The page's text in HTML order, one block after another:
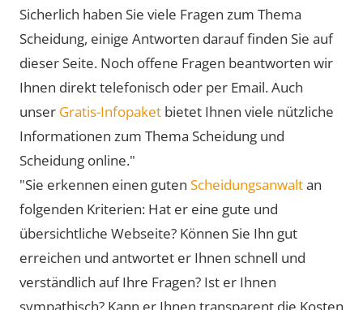
Sicherlich haben Sie viele Fragen zum Thema
Scheidung, einige Antworten darauf finden Sie auf
dieser Seite. Noch offene Fragen beantworten wir
Ihnen direkt telefonisch oder per Email. Auch
unser Gratis-Infopaket bietet Ihnen viele nützliche
Informationen zum Thema Scheidung und
Scheidung online."
"Sie erkennen einen guten Scheidungsanwaltan
folgenden Kriterien: Hat er eine gute und
übersichtliche Webseite? Können Sie Ihn gut
erreichen und antwortet er Ihnen schnell und
verständlich auf Ihre Fragen? Ist er Ihnen
sympathisch? Kann er Ihnen transparent die Kosten